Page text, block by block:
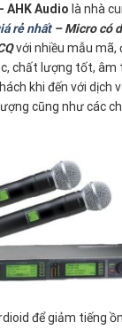
AHK Audio là nhà
rẻ nhất– Micro có
với nhiều mẫu mã,
chất lượng tốt, âm
khi đến với dịch
cũng như các
để giảm tiếng